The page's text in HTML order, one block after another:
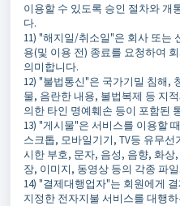
이용할 수 있도록 승인 절차와 개
다.
11) "해지일/취소일"은 회사 또는
용(및 이용 전) 종료를 요청하여
의미합니다.
12) "불법통신"은 국가기밀 침해,
물, 음란한 내용, 불법복제 등 지
의한 타인 명예훼손 등이 포함된
13) "게시물"은 서비스를 이용할
스크톱, 모바일기기, TV등 유무
시한 부호, 문자, 음성, 음향, 화상
장, 이미지, 동영상 등의 각종 파
14) "결제대행업자"는 회원에게
지정한 전자지불 서비스를 대행